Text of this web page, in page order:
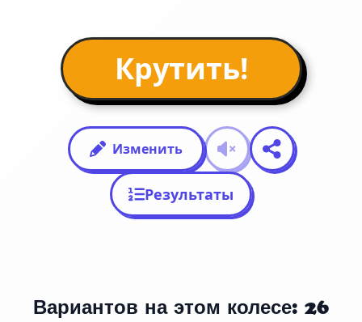
Крутить!
Изменить
Результаты
Вариантов на этом колесе: 26